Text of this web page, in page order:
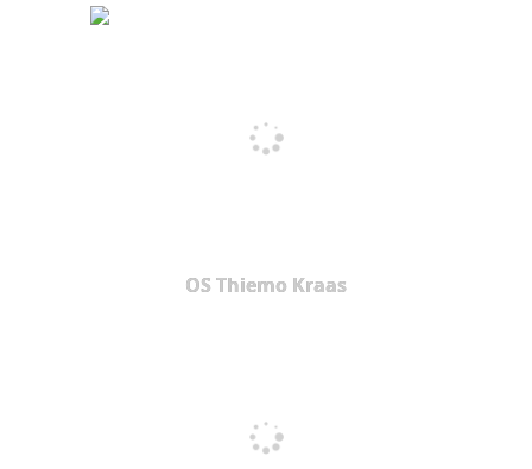
OS Thiemo Kraas